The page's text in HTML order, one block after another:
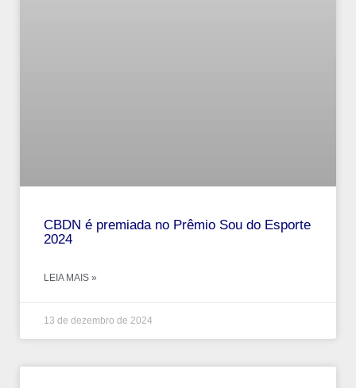
CBDN é premiada no Prêmio Sou do Esporte
2024
LEIA MAIS »
13 de dezembro de 2024